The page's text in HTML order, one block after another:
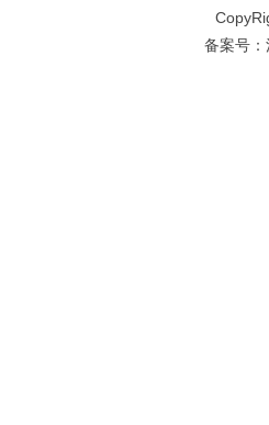
备案号：